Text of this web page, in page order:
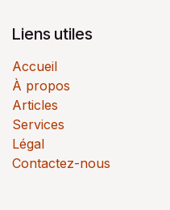
Liens utiles
Accueil
À propos
Articles
Services
Légal
Contactez-nous